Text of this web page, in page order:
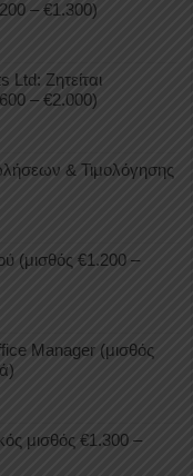
– €1.300)
Ζητείται
– €2.000)
& Τιμολόγησης
(μισθός €1.200 –
Manager (μισθός
μισθός €1.300 –